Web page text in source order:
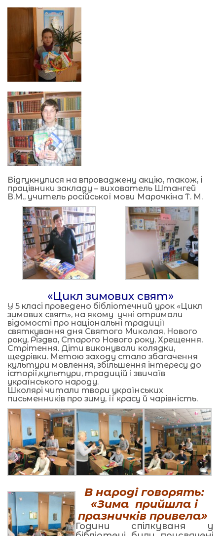
Відгукнулися на впроваджену акцію, також, і
працівники закладу – вихователь Штангей
В.М., учитель російської мови Марочкіна Т. М.
«Цикл зимових свят»
У 5 класі проведено бібліотечний урок «Цикл
зимових свят», на якому учні отримали
відомості про національні традиції
святкування дня Святого Миколая, Нового
року, Різдва, Старого Нового року, Хрещення,
Стрітення. Діти виконували колядки,
щедрівки. Метою заходу стало збагачення
культури мовлення, збільшення інтересу до
історії,культури, традицій і звичаїв
українського народу.
Школярі читали твори українських
письменників про зиму, її красу й чарівність.
В народі говорять:
«Зима прийшла і
празничків привела»
Години спілкуваня у